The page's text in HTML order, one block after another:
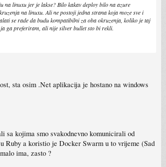
na linuxu jer je lakse? Bilo kakav deploy bilo na azure
na linuxu. Ali ne postoji jedna strana koja moze sve i
se rade da budu kompatibilni za oba okruzenja, koliko je taj
ga preferiram, ali nije silver bullet sto bi rekli.
sta osim .Net aplikacija je hostano na windows
sa kojima smo svakodnevno komunicirali od
Ruby a koristio je Docker Swarm u to vrijeme (Sad
ima, zasto ?